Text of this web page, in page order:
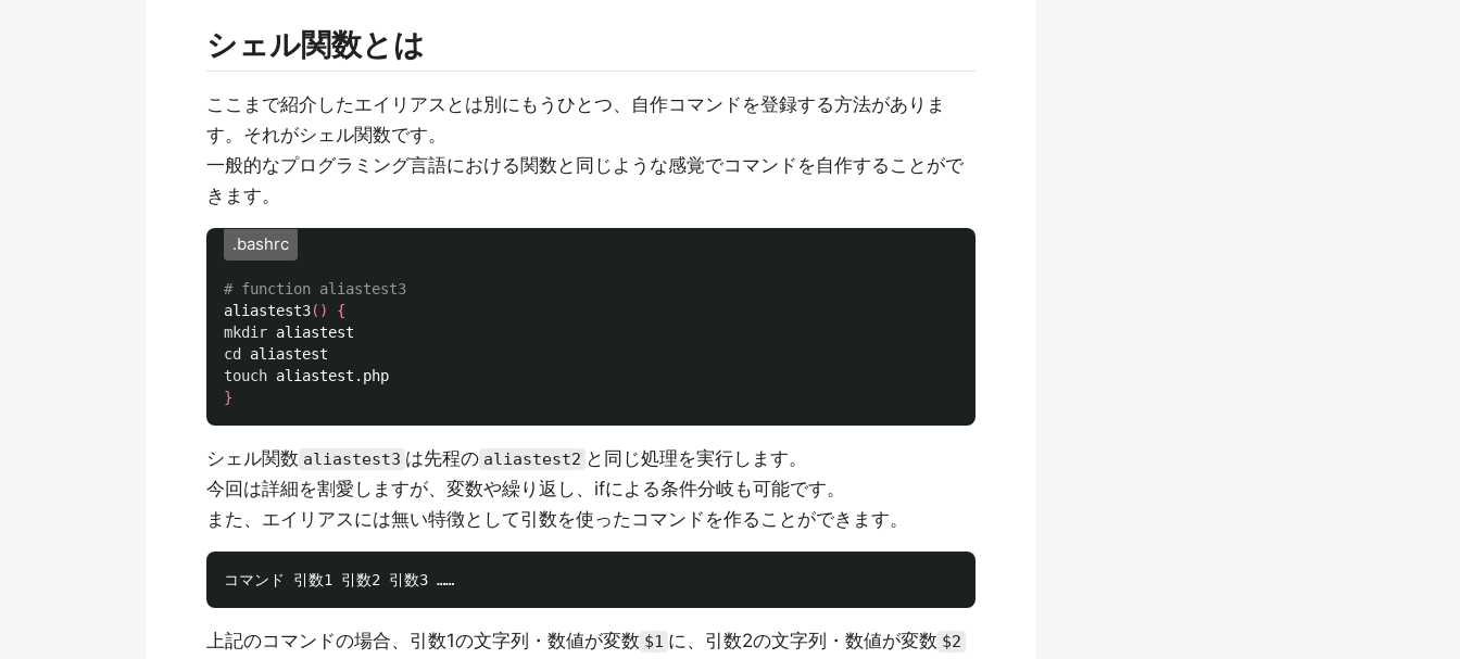
シェル関数とは
ここまで紹介したエイリアスとは別にもうひとつ、自作コマンドを登録する方法がありま
す。それがシェル関数です。
一般的なプログラミング言語における関数と同じような感覚でコマンドを自作することがで
きます。
.bashrc
# function aliastest3
aliastest3()
{
mkdir
cd
touch
}
シェル関数 aliastest3 は先程の aliastest2 と同じ処理を実行します。
今回は詳細を割愛しますが、変数や繰り返し、ifによる条件分岐も可能です。
また、エイリアスには無い特徴として引数を使ったコマンドを作ることができます。
上記のコマンドの場合、引数1の文字列・数値が変数 $1 に、引数2の文字列・数値が変数 $2